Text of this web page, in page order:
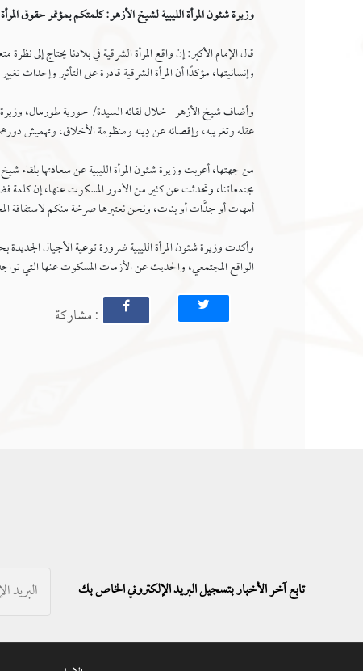
وزيرة شئون المرأة الليبية لشيخ الأزهر: كلمتكم بمؤتمر حقوق
قال الإمام الأكبر: إن واقع المرأة الشرقية في بلادنا يحتاج
وإنسانيتها، مؤكدًا أن المرأة الشرقية قادرة على التأثير وإحداث
وأضاف شيخ الأزهر -خلال لقائه السيدة/ حورية طورمال، وزيرة
عقله وتغريبه، وإقصائه عن دِينه ومنظومة الأخلاق، وتهميش
من جهتها، أعربت وزيرة شئون المرأة الليبية عن سعادتها بلقاء
مجتمعاتنا، وتحدثت عن كثير من الأمور المسكوت عنها، إن
أمهات أو جدَّات أو بنات، ونحن نعتبرها صرخة منكم لاستفاقة
وأكدت وزيرة شئون المرأة الليبية ضرورة توعية الأجيال
الواقع المجتمعي، والحديث عن الأزمات المسكوت عنها التي تواجه
: مشاركة
تابع آخر الأخبار بتسجيل البريد الإلكتروني الخاص بك